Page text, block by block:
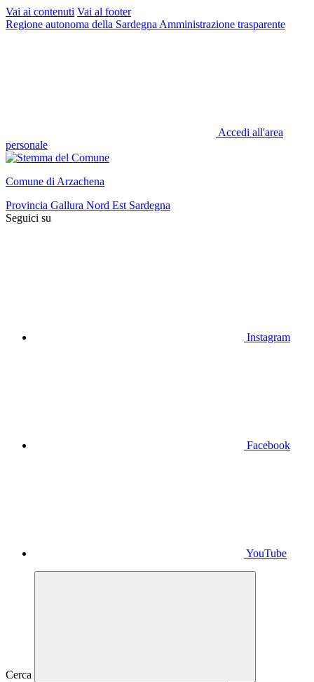
Vai ai contenuti Vai al footer
Regione autonoma della Sardegna Amministrazione trasparente
Accedi all'area
personale
Comune di Arzachena
Provincia Gallura Nord Est Sardegna
Seguici su
Instagram
Facebook
YouTube
Cerca